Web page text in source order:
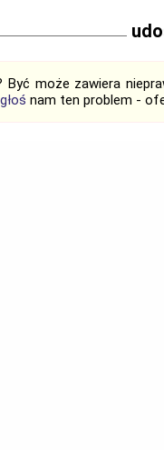
Być może zawiera
nam ten problem -